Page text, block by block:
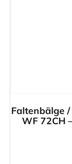
Faltenbälge
WF 72CH